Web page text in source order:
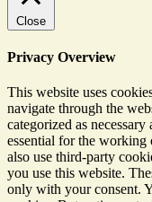
Close
Privacy Overview
This website uses
navigate through the
categorized as
essential for the working
also use third-party
you use this website.
only with your consent.